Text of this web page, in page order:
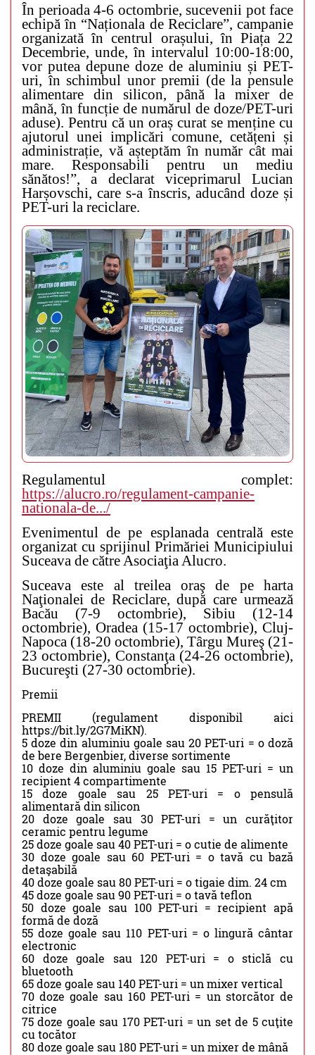
În perioada 4-6 octombrie, sucevenii pot face
echipă în “Naționala de Reciclare”, campanie
organizată în centrul orașului, în Piața 22
Decembrie, unde, în intervalul 10:00-18:00,
vor putea depune doze de aluminiu și PET-
uri, în schimbul unor premii (de la pensule
alimentare din silicon, până la mixer de
mână, în funcție de numărul de doze/PET-uri
aduse). Pentru că un oraș curat se menține cu
ajutorul unei implicări comune, cetățeni și
administrație, vă așteptăm în număr cât mai
mare. Responsabili pentru un mediu
sănătos!”, a declarat viceprimarul Lucian
Harșovschi, care s-a înscris, aducând doze și
PET-uri la reciclare.
Regulamentul complet:
https://alucro.ro/regulament-campanie-
nationala-de.../
Evenimentul de pe esplanada centrală este
organizat cu sprijinul Primăriei Municipiului
Suceava de către Asociaţia Alucro.
Suceava este al treilea oraş de pe harta
Naţionalei de Reciclare, după care urmează
Bacău (7-9 octombrie), Sibiu (12-14
octombrie), Oradea (15-17 octombrie), Cluj-
Napoca (18-20 octombrie), Târgu Mureş (21-
23 octombrie), Constanţa (24-26 octombrie),
Bucureşti (27-30 octombrie).
Premii
PREMII (regulament disponibil aici
https://bit.ly/2G7MiKN).
5 doze din aluminiu goale sau 20 PET-uri = o doză
de bere Bergenbier, diverse sortimente
10 doze din aluminiu goale sau 15 PET-uri = un
recipient 4 compartimente
15 doze goale sau 25 PET-uri = o pensulă
alimentară din silicon
20 doze goale sau 30 PET-uri = un curăţitor
ceramic pentru legume
25 doze goale sau 40 PET-uri = o cutie de alimente
30 doze goale sau 60 PET-uri = o tavă cu bază
detaşabilă
40 doze goale sau 80 PET-uri = o tigaie dim. 24 cm
45 doze goale sau 90 PET-uri = o tavă teflon
50 doze goale sau 100 PET-uri = recipient apă
formă de doză
55 doze goale sau 110 PET-uri = o lingură cântar
electronic
60 doze goale sau 120 PET-uri = o sticlă cu
bluetooth
65 doze goale sau 140 PET-uri = un mixer vertical
70 doze goale sau 160 PET-uri = un storcător de
citrice
75 doze goale sau 170 PET-uri = un set de 5 cuţite
cu tocător
80 doze goale sau 180 PET-uri = un mixer de mână